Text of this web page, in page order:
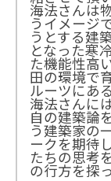
海法さんは
うイメージ
うとする建
となった寒
た機能性高
田の環境で
ルーツにあ
海法さんに
自の建築論
う建築家の
ークを期待
たちの思考
の行方を